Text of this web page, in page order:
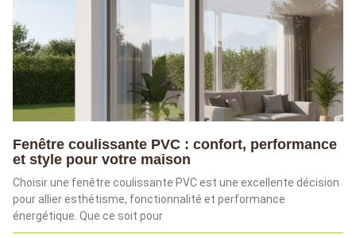
Fenêtre coulissante PVC : confort, performance
et style pour votre maison
Choisir une fenêtre coulissante PVC est une excellente décision
pour allier esthétisme, fonctionnalité et performance
énergétique. Que ce soit pour